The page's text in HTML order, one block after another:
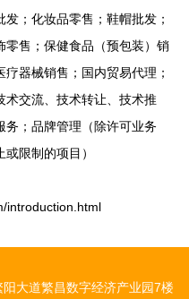
；化妆品零售；鞋帽批发；
零售；保健食品（预包装）销
器械销售；国内贸易代理；
术交流、技术转让、技术推
务；品牌管理（除许可业务
限制的项目）
introduction.html
大道繁昌数字经济产业园7楼